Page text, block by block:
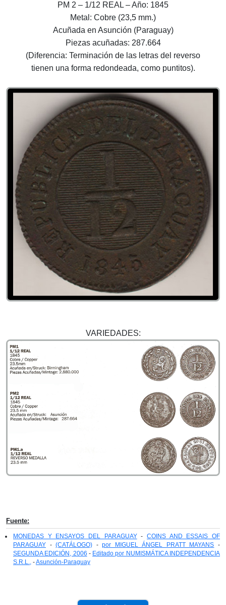
PM 2 – 1/12 REAL – Año: 1845
Metal: Cobre (23,5 mm.)
Acuñada en Asunción (Paraguay)
Piezas acuñadas: 287.664
(Diferencia: Terminación de las letras del reverso
tienen una forma redondeada, como puntitos).
VARIEDADES:
Fuente:
MONEDAS Y ENSAYOS DEL PARAGUAY-COINS AND ESSAIS OF
PARAGUAY -(CATÁLOGO) -por MIGUEL ÁNGEL PRATT MAYANS -
SEGUNDA EDICIÓN, 2006 - Editado por NUMISMÁTICA INDEPENDENCIA
S.R.L., -Asunción-Paraguay